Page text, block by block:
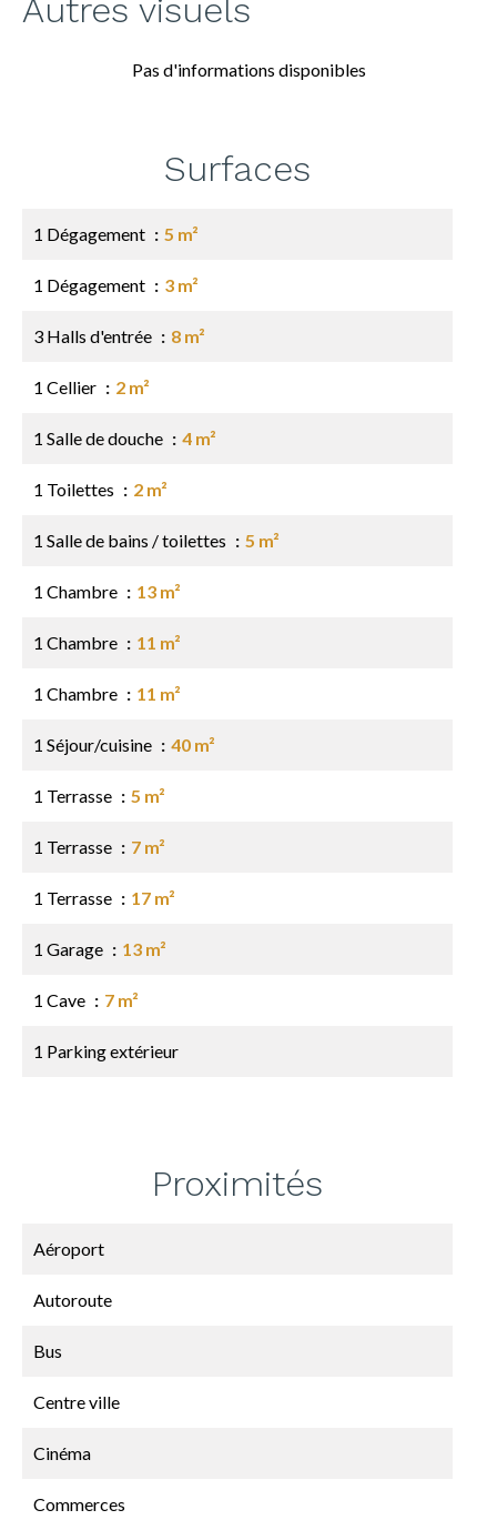
Autres visuels
Pas d'informations disponibles
Surfaces
1 Dégagement 5 m²
1 Dégagement 3 m²
3 Halls d'entrée 8 m²
1 Cellier 2 m²
1 Salle de douche 4 m²
1 Toilettes 2 m²
1 Salle de bains / toilettes 5 m²
1 Chambre 13 m²
1 Chambre 11 m²
1 Chambre 11 m²
1 Séjour/cuisine 40 m²
1 Terrasse 5 m²
1 Terrasse 7 m²
1 Terrasse 17 m²
1 Garage 13 m²
1 Cave 7 m²
1 Parking extérieur
Proximités
Aéroport
Autoroute
Bus
Centre ville
Cinéma
Commerces